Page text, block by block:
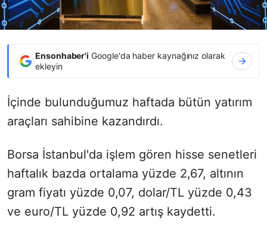
Ensonhaber'i Google'da haber kaynağınız olarak
ekleyin
İçinde bulunduğumuz haftada bütün yatırım
araçları sahibine kazandırdı.
Borsa İstanbul'da işlem gören hisse senetleri
haftalık bazda ortalama yüzde 2,67, altının
gram fiyatı yüzde 0,07, dolar/TL yüzde 0,43
ve euro/TL yüzde 0,92 artış kaydetti.